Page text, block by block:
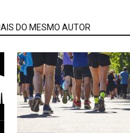
DO MESMO AUTOR